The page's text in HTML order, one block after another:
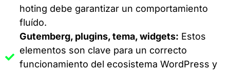
hoting debe garantizar un comportamiento
fluído.
Gutemberg, plugins, tema, widgets: Estos
elementos son clave para un correcto
funcionamiento del ecosistema WordPress y